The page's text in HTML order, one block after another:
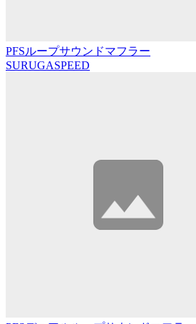
PFSループサウンドマフラー
SURUGASPEED